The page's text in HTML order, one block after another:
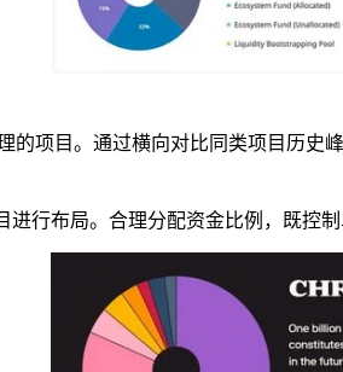
项目。通过横向对比同类项目历史
行布局。合理分配资金比例，既控